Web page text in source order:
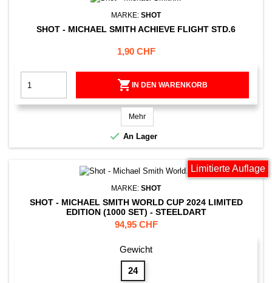
MARKE: SHOT
SHOT - MICHAEL SMITH ACHIEVE FLIGHT STD.6
Preis
1,90 CHF
 IN DEN WARENKORB
Mehr
 An Lager
MARKE: SHOT
SHOT - MICHAEL SMITH WORLD CUP 2024 LIMITED
EDITION (1000 SET) - STEELDART
Limitierte Auflage
Preis
94,95 CHF
Gewicht
24